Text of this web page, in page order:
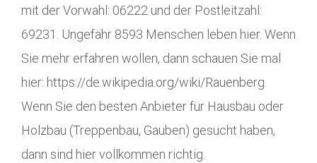
mit der Vorwahl: 06222 und der Postleitzahl:
69231. Ungefähr 8593 Menschen leben hier. Wenn
Sie mehr erfahren wollen, dann schauen Sie mal
hier: https://de.wikipedia.org/wiki/Rauenberg.
Wenn Sie den besten Anbieter für Hausbau oder
Holzbau (Treppenbau, Gauben) gesucht haben,
dann sind hier vollkommen richtig.